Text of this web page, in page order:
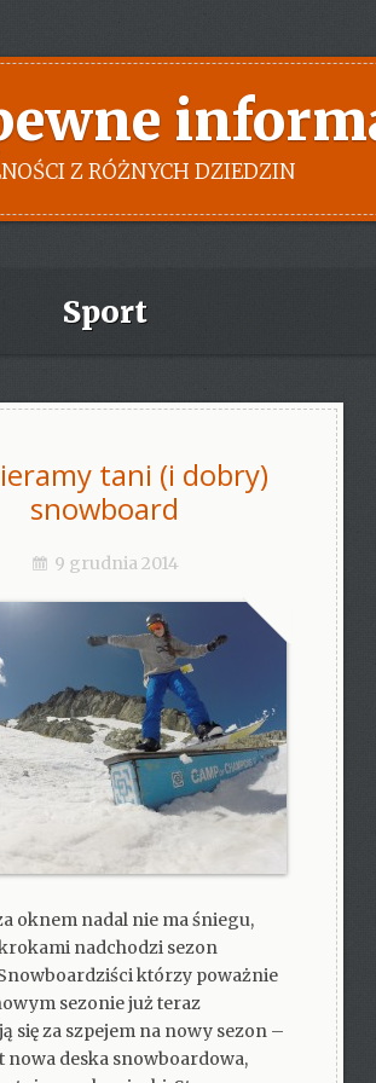
Z RÓŻNYCH DZIEDZIN
Sport
tani (i dobry)
snowboard
9 grudnia 2014
oknem nadal nie ma śniegu,
nadchodzi sezon
którzy poważnie
sezonie już teraz
się za szpejem na nowy sezon –
nowa deska snowboardowa,